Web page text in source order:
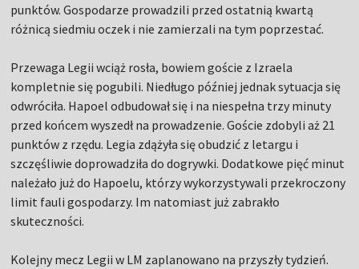
punktów. Gospodarze prowadzili przed ostatnią kwartą
różnicą siedmiu oczek i nie zamierzali na tym poprzestać.
Przewaga Legii wciąż rosła, bowiem goście z Izraela
kompletnie się pogubili. Niedługo później jednak sytuacja się
odwróciła. Hapoel odbudował się i na niespełna trzy minuty
przed końcem wyszedł na prowadzenie. Goście zdobyli aż 21
punktów z rzędu. Legia zdążyła się obudzić z letargu i
szczęśliwie doprowadziła do dogrywki. Dodatkowe pięć minut
należało już do Hapoelu, którzy wykorzystywali przekroczony
limit fauli gospodarzy. Im natomiast już zabrakło
skuteczności.
Kolejny mecz Legii w LM zaplanowano na przyszły tydzień.